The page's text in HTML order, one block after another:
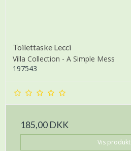
Toilettaske Lecci
Villa Collection - A Simple Mess
197543
185,00 DKK
Vis produkt